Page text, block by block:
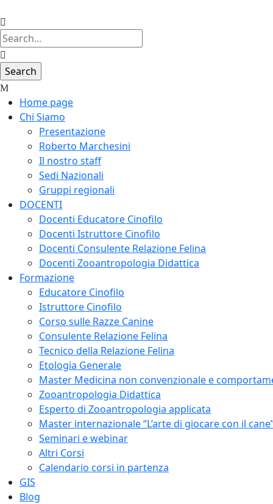
Home page
Chi Siamo
Presentazione
Roberto Marchesini
Il nostro staff
Sedi Nazionali
Gruppi regionali
DOCENTI
Docenti Educatore Cinofilo
Docenti Istruttore Cinofilo
Docenti Consulente Relazione Felina
Docenti Zooantropologia Didattica
Formazione
Educatore Cinofilo
Istruttore Cinofilo
Corso sulle Razze Canine
Consulente Relazione Felina
Tecnico della Relazione Felina
Etologia Generale
Master Medicina non convenzionale e
Zooantropologia Didattica
Esperto di Zooantropologia applicata
Master internazionale “L’arte di giocare con il
Seminari e webinar
Altri Corsi
Calendario corsi in partenza
GIS
Blog